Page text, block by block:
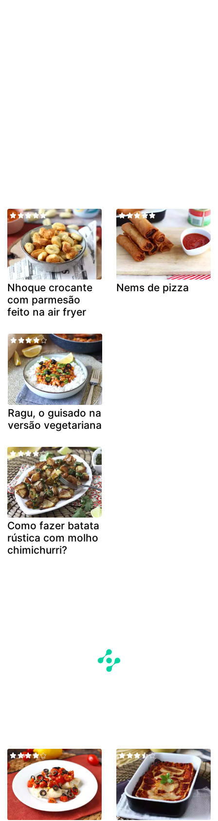
Nhoque crocante
com parmesão
feito na air fryer
Nems de pizza
Ragu, o guisado na
versão vegetariana
Como fazer batata
rústica com molho
chimichurri?